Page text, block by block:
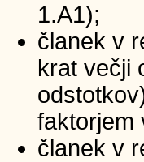
1.A1);
članek v
krat večji
faktorjem
članek v